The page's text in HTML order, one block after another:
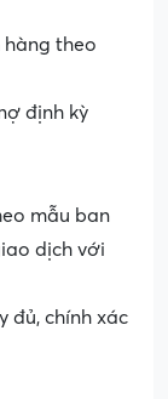
hàng theo
định kỳ
mẫu ban
dịch với
đủ, chính xác